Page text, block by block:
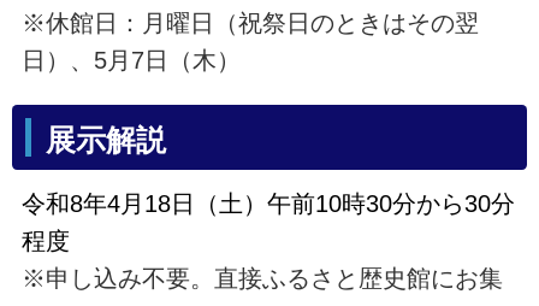
※休館日：月曜日（祝祭日のときはその翌
日）、5月7日（木）
展示解説
令和8年4月18日（土）午前10時30分から30分
程度
※申し込み不要。直接ふるさと歴史館にお集